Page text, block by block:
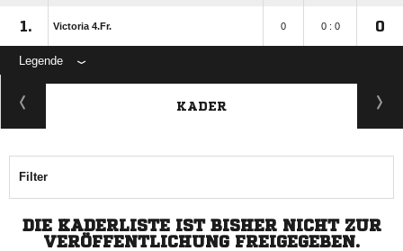
1. Victoria 4.Fr. 0 0 : 0 0
Legende
KADER
Filter
DIE KADERLISTE IST BISHER NICHT ZUR
VERÖFFENTLICHUNG FREIGEGEBEN.